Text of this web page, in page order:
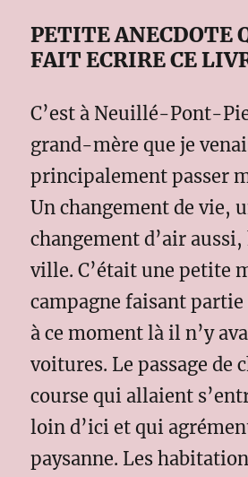
PETITE ANECDOTE
FAIT ECRIRE CE
C’est à Neuillé-Pont-
grand-mère que je
principalement passer
Un changement de vie,
changement d’air
ville. C’était une petite
campagne faisant
à ce moment là il n’y
voitures. Le passage de
course qui allaient
loin d’ici et qui
paysanne. Les